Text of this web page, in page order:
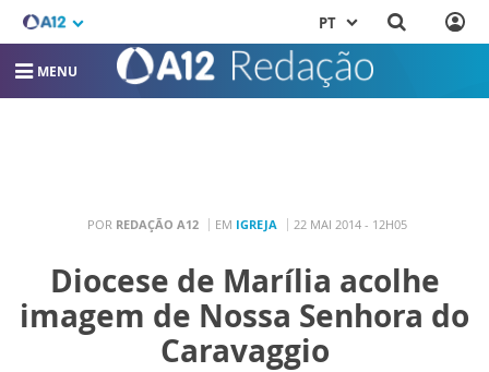
PT
MENU
POR REDAÇÃO A12 EM IGREJA 22 MAI 2014 - 12H05
Diocese de Marília acolhe
imagem de Nossa Senhora do
Caravaggio